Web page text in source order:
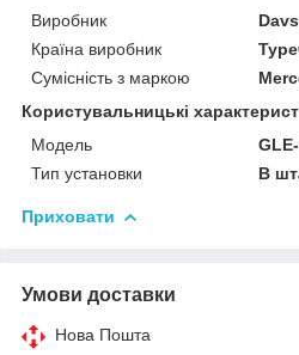
Виробник
Країна виробник
Сумісність з маркою
Користувальницькі
Мoдель
Тип установки
В
Приховати
Умови доставки
Нова Пошта